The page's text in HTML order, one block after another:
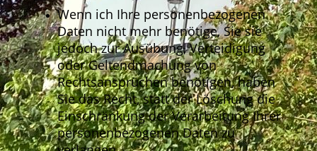
Wenn ich Ihre personenbezogenen
Daten nicht mehr benötige, Sie sie
jedoch zur Ausübung, Verteidigung
oder Geltendmachung von
Rechtsansprüchen benötigen, haben
Sie das Recht, statt der Löschung die
Einschränkung der Verarbeitung Ihrer
personenbezogenen Daten zu